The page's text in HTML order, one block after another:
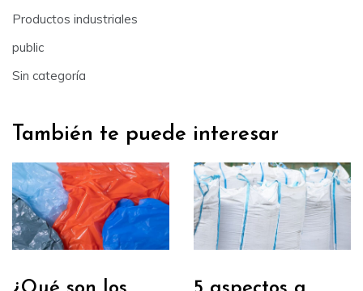
Productos industriales
public
Sin categoría
También te puede interesar